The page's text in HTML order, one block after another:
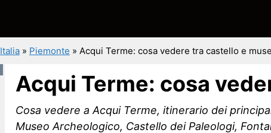
Italia » Piemonte » Acqui Terme: cosa vedere tra castello e
Acqui Terme: cosa
Cosa vedere a Acqui Terme, itinerario dei
Museo Archeologico, Castello dei Paleologi,